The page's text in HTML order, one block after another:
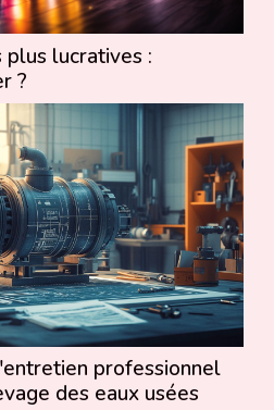
plus lucratives :
?
professionnel
des eaux usées